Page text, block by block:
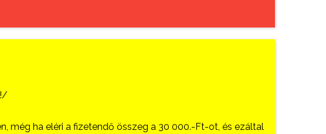
még ha eléri a fizetendő összeg a 30 000.-Ft-ot, és ezáltal